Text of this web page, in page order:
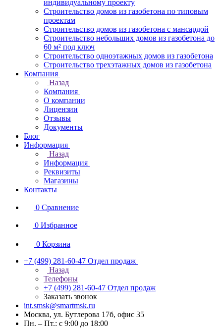
индивидуальному проекту
Строительство домов из газобетона по типовым
проектам
Строительство домов из газобетона с мансардой
Строительство небольших домов из газобетона до
60 м² под ключ
Строительство одноэтажных домов из газобетона
Строительство трехэтажных домов из газобетона
Компания
Назад
Компания
О компании
Лицензии
Отзывы
Документы
Блог
Информация
Назад
Информация
Реквизиты
Магазины
Контакты
0 Сравнение
0 Избранное
0 Корзина
+7 (499) 281-60-47 Отдел продаж
Назад
Телефоны
+7 (499) 281-60-47 Отдел продаж
Заказать звонок
int.smsk@smartmsk.ru
Москва, ул. Бутлерова 17б, офис 35
Пн. – Пт.: с 9:00 до 18:00